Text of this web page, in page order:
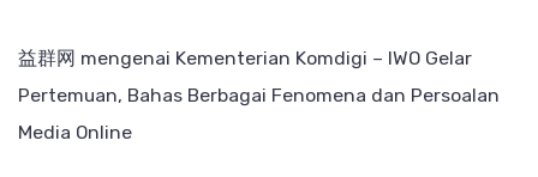
益群网 mengenai Kementerian Komdigi – IWO Gelar
Pertemuan, Bahas Berbagai Fenomena dan Persoalan
Media Online